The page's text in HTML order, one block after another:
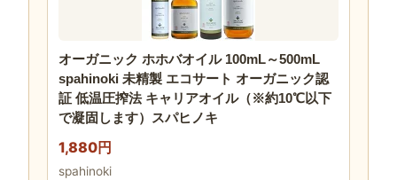
オーガニック ホホバオイル 100mL～500mL
spahinoki 未精製 エコサート オーガニック認
証 低温圧搾法 キャリアオイル（※約10℃以下
で凝固します）スパヒノキ
1,880円
spahinoki